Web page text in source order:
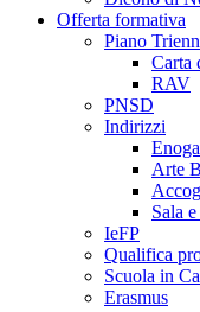
Offerta formativa
Piano
Carta
RAV
PNSD
Indirizzi
Arte
Sala
IeFP
Qualifica
Scuola in
Erasmus